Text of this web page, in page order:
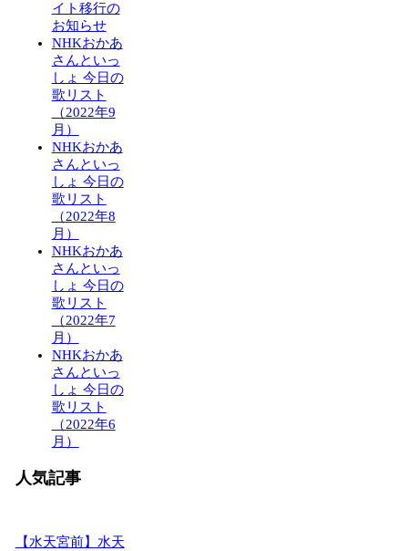
イト移行の
お知らせ
NHKおかあ
さんといっ
しょ 今日の
歌リスト
（2022年9
月）
NHKおかあ
さんといっ
しょ 今日の
歌リスト
（2022年8
月）
NHKおかあ
さんといっ
しょ 今日の
歌リスト
（2022年7
月）
NHKおかあ
さんといっ
しょ 今日の
歌リスト
（2022年6
月）
人気記事
【水天宮前】水天